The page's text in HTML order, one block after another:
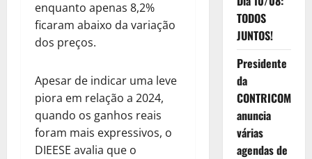
enquanto apenas 8,2%
ficaram abaixo da variação
dos preços.
Apesar de indicar uma leve
piora em relação a 2024,
quando os ganhos reais
foram mais expressivos, o
DIEESE avalia que o
TODOS
JUNTOS!
Presidente
da
CONTRICOM
anuncia
várias
agendas de